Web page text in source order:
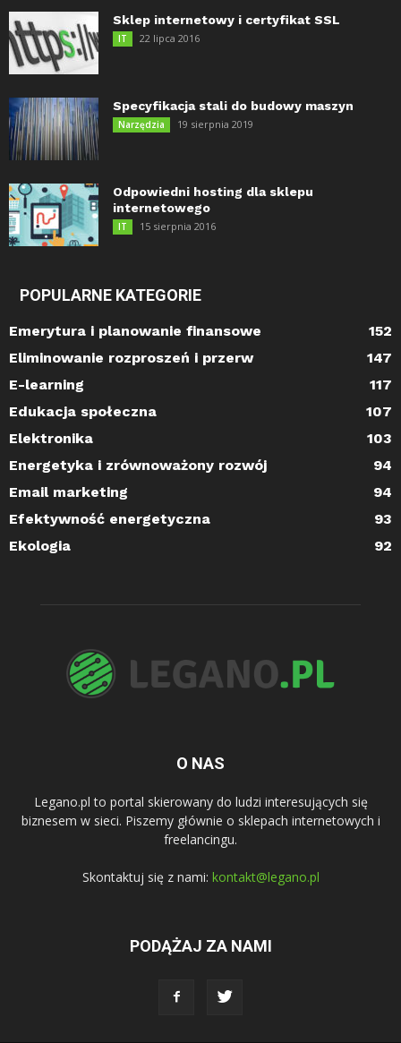
Sklep internetowy i certyfikat SSL
IT 22 lipca 2016
Specyfikacja stali do budowy maszyn
Narzędzia 19 sierpnia 2019
Odpowiedni hosting dla sklepu
internetowego
IT 15 sierpnia 2016
POPULARNE KATEGORIE
Emerytura i planowanie finansowe
152
Eliminowanie rozproszeń i przerw
147
E-learning
117
Edukacja społeczna
107
Elektronika
103
Energetyka i zrównoważony rozwój
94
Email marketing
94
Efektywność energetyczna
93
Ekologia
92
O NAS
Legano.pl to portal skierowany do ludzi interesujących się
biznesem w sieci. Piszemy głównie o sklepach internetowych i
freelancingu.
Skontaktuj się z nami: kontakt@legano.pl
PODĄŻAJ ZA NAMI